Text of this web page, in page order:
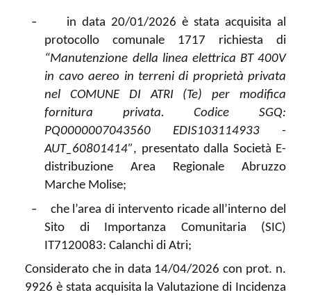
-
in data 20/01/2026 è stata acquisita al
protocollo comunale 1717 richiesta di
“Manutenzione della linea elettrica BT 400V
in cavo aereo in terreni di proprietà privata
nel COMUNE DI ATRI (Te) per modifica
fornitura privata. Codice SGQ:
PQ0000007043560 EDIS103114933 -
AUT_60801414”, presentato dalla Società E-
distribuzione Area Regionale Abruzzo
Marche Molise;
-
che l’area di intervento ricade all’interno del
Sito di Importanza Comunitaria (SIC)
IT7120083: Calanchi di Atri;
Considerato che in data 14/04/2026 con prot. n.
9926 è stata acquisita la Valutazione di Incidenza